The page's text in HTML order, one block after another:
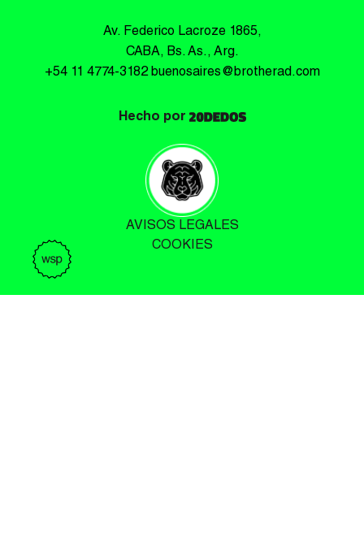
Av. Federico Lacroze 1865,
CABA, Bs. As., Arg.
+54 11 4774-3182 buenosaires@brotherad.com
Hecho por
AVISOS LEGALES
COOKIES